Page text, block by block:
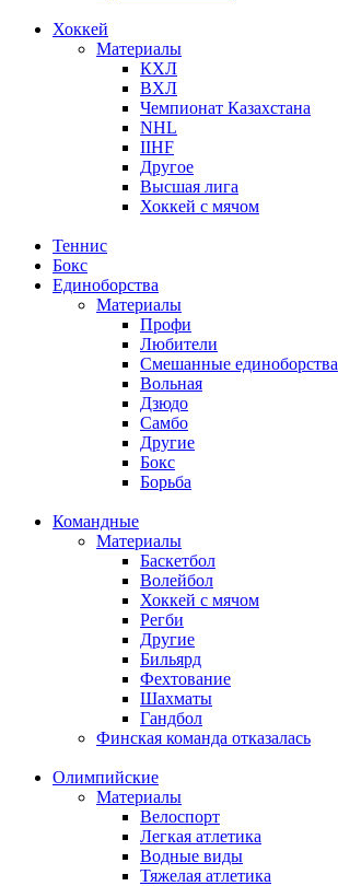
Хоккей
Материалы
КХЛ
ВХЛ
Чемпионат Казахстана
NHL
IIHF
Другое
Высшая лига
Хоккей с мячом
Теннис
Бокс
Единоборства
Материалы
Профи
Любители
Смешанные единоборства
Вольная
Дзюдо
Самбо
Другие
Бокс
Борьба
Командные
Материалы
Баскетбол
Волейбол
Хоккей с мячом
Регби
Другие
Бильярд
Фехтование
Шахматы
Гандбол
Финская команда отказалась
Олимпийские
Материалы
Велоспорт
Легкая атлетика
Водные виды
Тяжелая атлетика